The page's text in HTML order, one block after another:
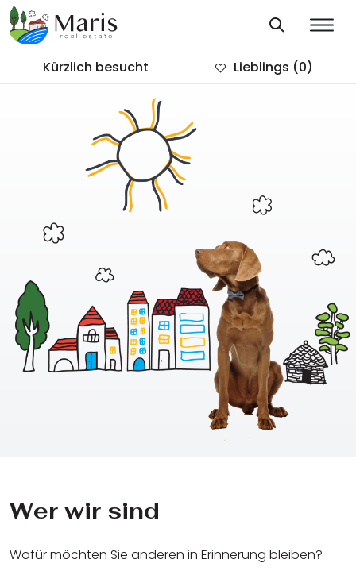
Kürzlich besucht Lieblings (0)
Wer wir sind
Wofür möchten Sie anderen in Erinnerung bleiben?